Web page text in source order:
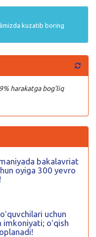
kuzatib boring
harakatga bog’liq
bakalavriat
oyiga 300 yevro
uchun
imkoniyati; oʻqish